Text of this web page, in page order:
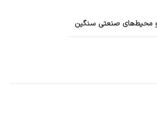
محیط‌های صنعتی سنگین